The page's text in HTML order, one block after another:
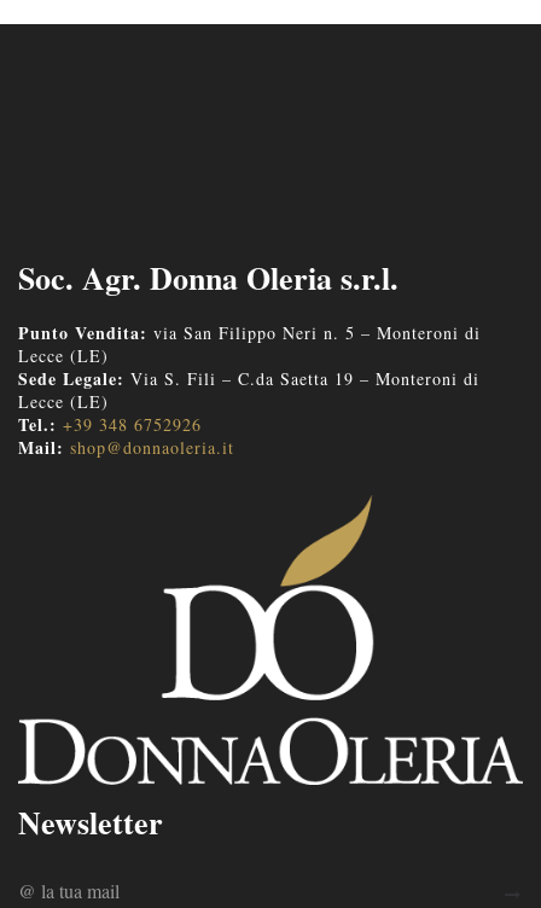
Soc. Agr. Donna Oleria s.r.l.
Punto Vendita: via San Filippo Neri n. 5 – Monteroni di
Lecce (LE)
Sede Legale: Via S. Fili – C.da Saetta 19 – Monteroni di
Lecce (LE)
Tel.: +39 348 6752926
Mail: shop@donnaoleria.it
Newsletter